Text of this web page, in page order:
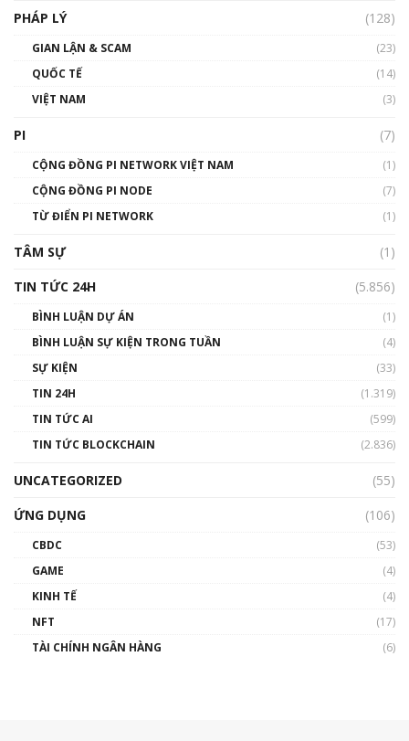
gió ấm
Talkshow 14: MemeCoin – Trò đùa tỷ đô
01:29:26
PHÁP LÝ
(128)
GIAN LẬN & SCAM
(23)
QUỐC TẾ
(14)
VIỆT NAM
(3)
PI (7)
CỘNG ĐỒNG PI NETWORK VIỆT NAM
(1)
CỘNG ĐỒNG PI NODE
(7)
TỪ ĐIỂN PI NETWORK
(1)
TÂM SỰ
(1)
TIN TỨC 24H
(5.856)
BÌNH LUẬN DỰ ÁN
(1)
BÌNH LUẬN SỰ KIỆN TRONG TUẦN
(4)
SỰ KIỆN
(33)
TIN 24H
(1.319)
TIN TỨC AI
(599)
TIN TỨC BLOCKCHAIN
(2.836)
UNCATEGORIZED
(55)
ỨNG DỤNG
(106)
CBDC
(53)
GAME
(4)
KINH TẾ
(4)
NFT
(17)
TÀI CHÍNH NGÂN HÀNG
(6)